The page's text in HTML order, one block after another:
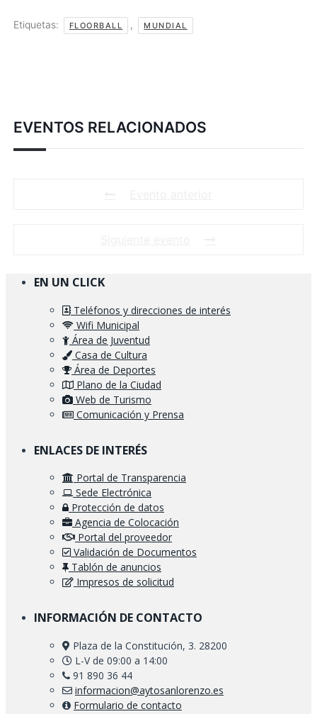
Etiquetas: FLOORBALL , MUNDIAL
EVENTOS RELACIONADOS
EN UN CLICK
Teléfonos y direcciones de interés
Wifi Municipal
Área de Juventud
Casa de Cultura
Área de Deportes
Plano de la Ciudad
Web de Turismo
Comunicación y Prensa
ENLACES DE INTERÉS
Portal de Transparencia
Sede Electrónica
Protección de datos
Agencia de Colocación
Portal del proveedor
Validación de Documentos
Tablón de anuncios
Impresos de solicitud
INFORMACIÓN DE CONTACTO
Plaza de la Constitución, 3. 28200
L-V de 09:00 a 14:00
91 890 36 44
informacion@aytosanlorenzo.es
Formulario de contacto